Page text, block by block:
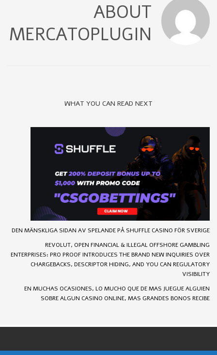
ABOUT
MERCATOPLUGIN
WHAT YOU CAN READ NEXT
DEN MÄNSKLIGA SIDAN AV SPELANDE PÅ SHUFFLE CASINO FÖR SVERIGE
REVOLUT, OPEN FINANCIAL & ILLEGAL OFFSHORE GAMBLING
ENTERPRISES: PRO PROOF INTRODUCES THE BRAND NEW INQUIRIES OVER
CHARGEBACKS, DESCRIPTOR HIDING, AND YOU CAN REGULATORY
VISIBILITY
EN MUCHAS OCASIONES, LO MUCHO QUE DE MAS JUEGUE ALGUIEN
SOBRE ALGUN CASINO ONLINE, MAS GRANDES BONOS RECIBE